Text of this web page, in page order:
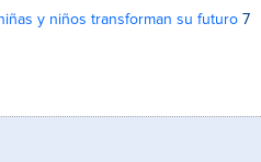
y niños transforman su futuro 7